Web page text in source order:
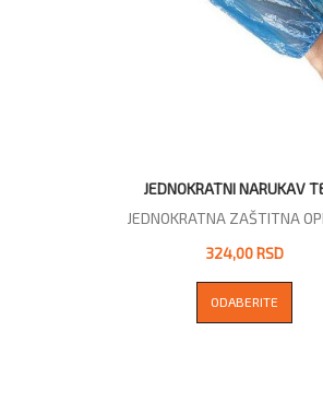
JEDNOKRATNI NARUKAV
JEDNOKRATNA ZAŠTITNA
324,00 RSD
ODABERITE